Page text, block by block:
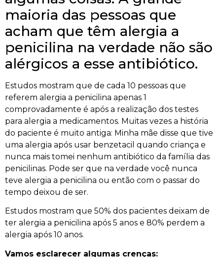
maioria das pessoas que
acham que têm alergia a
penicilina na verdade não são
alérgicos a esse antibiótico.
Estudos mostram que de cada 10 pessoas que
referem alergia a penicilina apenas 1
comprovadamente é após a realização dos testes
para alergia a medicamentos. Muitas vezes a história
do paciente é muito antiga: Minha mãe disse que tive
uma alergia após usar benzetacil quando criança e
nunca mais tomei nenhum antibiótico da família das
penicilinas. Pode ser que na verdade você nunca
teve alergia a penicilina ou então com o passar do
tempo deixou de ser.
Estudos mostram que 50% dos pacientes deixam de
ter alergia a penicilina após 5 anos e 80% perdem a
alergia após 10 anos.
Vamos esclarecer algumas crenças: